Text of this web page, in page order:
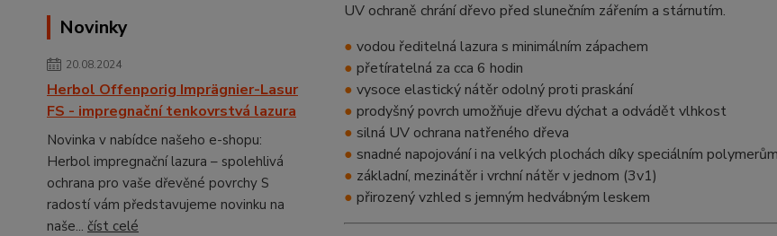
Novinky
20.08.2024
Herbol Offenporig Imprägnier-Lasur
FS - impregnační tenkovrstvá lazura
Novinka v nabídce našeho e-shopu:
Herbol impregnační lazura – spolehlivá
ochrana pro vaše dřevěné povrchy S
radostí vám představujeme novinku na
naše... číst celé
UV ochraně chrání dřevo před slunečním zářením a stárnutím.
● vodou ředitelná lazura s minimálním zápachem
● přetíratelná za cca 6 hodin
● vysoce elastický nátěr odolný proti praskání
● prodyšný povrch umožňuje dřevu dýchat a odvádět vlhkost
● silná UV ochrana natřeného dřeva
● snadné napojování i na velkých plochách díky speciálním polymerům
● základní, mezinátěr i vrchní nátěr v jednom (3v1)
● přirozený vzhled s jemným hedvábným leskem